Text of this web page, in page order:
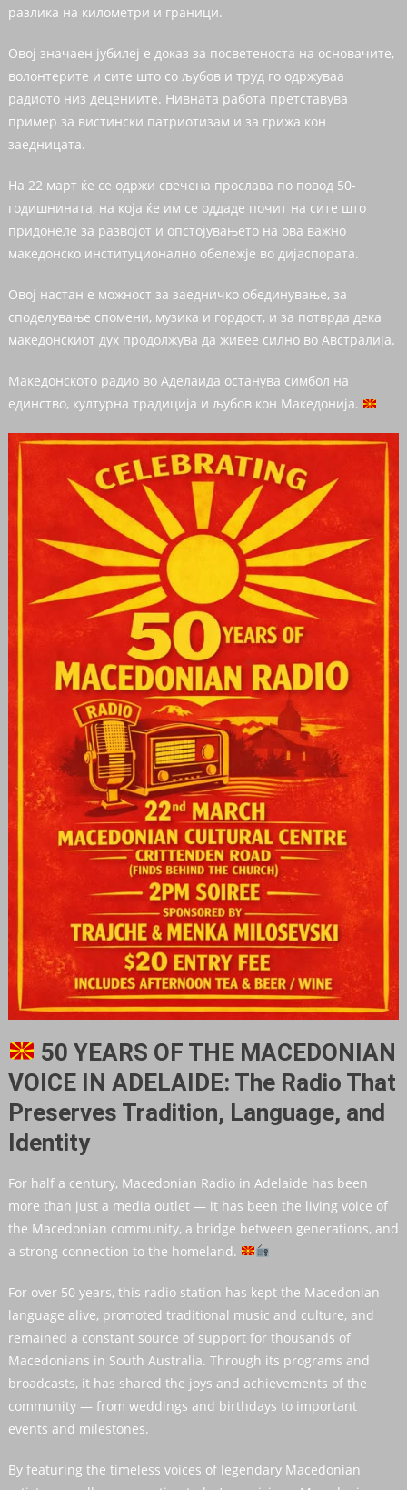
разлика на километри и граници.
Овој значаен јубилеј е доказ за посветеноста на основачите,
волонтерите и сите што со љубов и труд го одржуваа
радиото низ децениите. Нивната работа претставува
пример за вистински патриотизам и за грижа кон
заедницата.
На 22 март ќе се одржи свечена прослава по повод 50-
годишнината, на која ќе им се оддаде почит на сите што
придонеле за развојот и опстојувањето на ова важно
македонско институционално обележје во дијаспората.
Овој настан е можност за заедничко обединување, за
споделување спомени, музика и гордост, и за потврда дека
македонскиот дух продолжува да живее силно во Австралија.
Македонското радио во Аделаида останува симбол на
единство, културна традиција и љубов кон Македонија.
50 YEARS OF THE MACEDONIAN
VOICE IN ADELAIDE: The Radio That
Preserves Tradition, Language, and
Identity
For half a century, Macedonian Radio in Adelaide has been
more than just a media outlet — it has been the living voice of
the Macedonian community, a bridge between generations, and
a strong connection to the homeland.
For over 50 years, this radio station has kept the Macedonian
language alive, promoted traditional music and culture, and
remained a constant source of support for thousands of
Macedonians in South Australia. Through its programs and
broadcasts, it has shared the joys and achievements of the
community — from weddings and birthdays to important
events and milestones.
By featuring the timeless voices of legendary Macedonian